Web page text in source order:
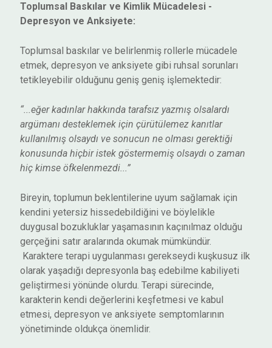
Toplumsal Baskılar ve Kimlik Mücadelesi -
Depresyon ve Anksiyete:
Toplumsal baskılar ve belirlenmiş rollerle mücadele
etmek, depresyon ve anksiyete gibi ruhsal sorunları
tetikleyebilir olduğunu geniş geniş işlemektedir:
“...eğer kadınlar hakkında tarafsız yazmış olsalardı
argümanı desteklemek için çürütülemez kanıtlar
kullanılmış olsaydı ve sonucun ne olması gerektiği
konusunda hiçbir istek göstermemiş olsaydı o zaman
hiç kimse öfkelenmezdi...”
Bireyin, toplumun beklentilerine uyum sağlamak için
kendini yetersiz hissedebildiğini ve böylelikle
duygusal bozukluklar yaşamasının kaçınılmaz olduğu
gerçeğini satır aralarında okumak mümkündür.
Karaktere terapi uygulanması gerekseydi kuşkusuz ilk
olarak yaşadığı depresyonla baş edebilme kabiliyeti
geliştirmesi yönünde olurdu. Terapi sürecinde,
karakterin kendi değerlerini keşfetmesi ve kabul
etmesi, depresyon ve anksiyete semptomlarının
yönetiminde oldukça önemlidir.